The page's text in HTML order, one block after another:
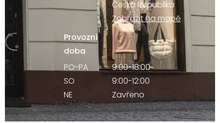
Česká Republika
Zobrazit na mapě
Provozní
doba
PO-PA
9:00-18:00
SO
9:00-12:00
NE
Zavřeno